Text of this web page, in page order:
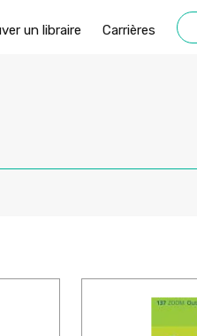
un libraire Carrières